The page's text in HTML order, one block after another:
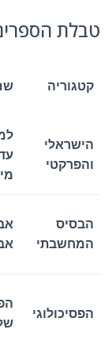
טבלת
קטגוריה
הישראלי
והפרקטי
הבסיס
המחשבתי
הפסיכולוגי